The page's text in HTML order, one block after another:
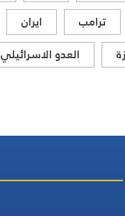
ترامب
ايران
العدو الاسرائيلي